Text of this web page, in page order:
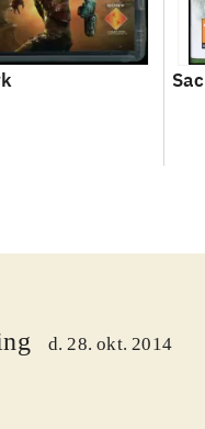
d. 28. okt. 2014